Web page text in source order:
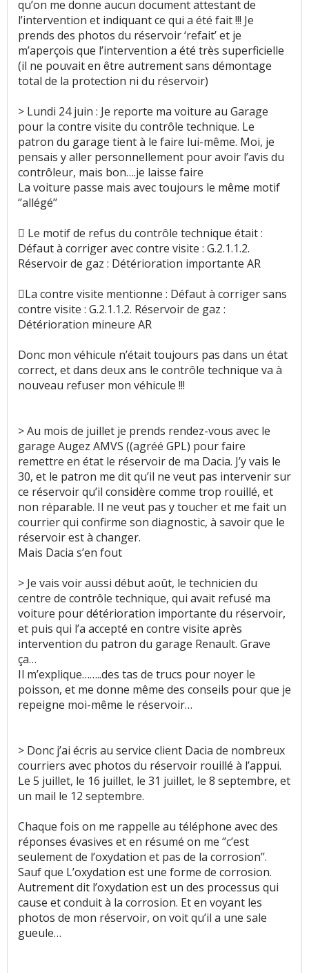
Equipement:19aiment 11n'aiment pas
Poids: 7aiment 8n'aiment pas
Eclairage:2aiment 3n'aiment pas
Fiabilité:63aiment 31n'aiment pas
Service après vente:4aiment 5n'aiment pas
Entretien (coût):36aiment13n'aiment pas
Coût assurance:3aiment1n'aime pas
Accessibilité moteur:4aiment
qu’on me donne aucun document attestant de
l’intervention et indiquant ce qui a été fait !!! Je
prends des photos du réservoir ‘refait’ et je
m’aperçois que l’intervention a été très superficielle
(il ne pouvait en être autrement sans démontage
total de la protection ni du réservoir)
> Lundi 24 juin : Je reporte ma voiture au Garage
pour la contre visite du contrôle technique. Le
patron du garage tient à le faire lui-même. Moi, je
pensais y aller personnellement pour avoir l’avis du
contrôleur, mais bon….je laisse faire
La voiture passe mais avec toujours le même motif
‘’allégé’’
 Le motif de refus du contrôle technique était :
Défaut à corriger avec contre visite : G.2.1.1.2.
Réservoir de gaz : Détérioration importante AR
La contre visite mentionne : Défaut à corriger sans
contre visite : G.2.1.1.2. Réservoir de gaz :
Détérioration mineure AR
Donc mon véhicule n’était toujours pas dans un état
correct, et dans deux ans le contrôle technique va à
nouveau refuser mon véhicule !!!
> Au mois de juillet je prends rendez-vous avec le
garage Augez AMVS ((agréé GPL) pour faire
remettre en état le réservoir de ma Dacia. J’y vais le
30, et le patron me dit qu’il ne veut pas intervenir sur
ce réservoir qu’il considère comme trop rouillé, et
non réparable. Il ne veut pas y toucher et me fait un
courrier qui confirme son diagnostic, à savoir que le
réservoir est à changer.
Mais Dacia s’en fout
> Je vais voir aussi début août, le technicien du
centre de contrôle technique, qui avait refusé ma
voiture pour détérioration importante du réservoir,
et puis qui l’a accepté en contre visite après
intervention du patron du garage Renault. Grave
ça…
Il m’explique……..des tas de trucs pour noyer le
poisson, et me donne même des conseils pour que je
repeigne moi-même le réservoir…
> Donc j’ai écris au service client Dacia de nombreux
courriers avec photos du réservoir rouillé à l’appui.
Le 5 juillet, le 16 juillet, le 31 juillet, le 8 septembre, et
un mail le 12 septembre.
Chaque fois on me rappelle au téléphone avec des
réponses évasives et en résumé on me ‘’c’est
seulement de l’oxydation et pas de la corrosion’’.
Sauf que L’oxydation est une forme de corrosion.
Autrement dit l’oxydation est un des processus qui
cause et conduit à la corrosion. Et en voyant les
photos de mon réservoir, on voit qu’il a une sale
gueule…